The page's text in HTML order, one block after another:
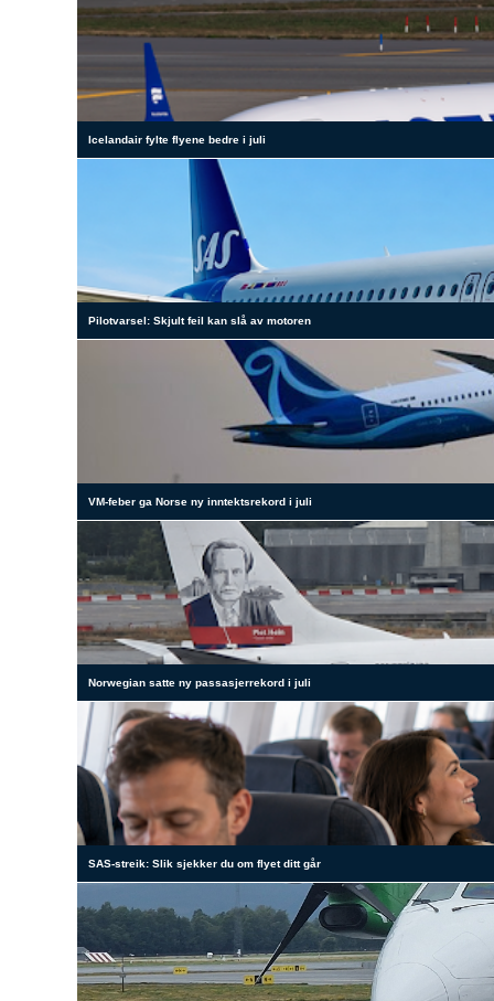
Icelandair fylte flyene bedre i juli
Pilotvarsel: Skjult feil kan slå av motoren
VM-feber ga Norse ny inntektsrekord i juli
Norwegian satte ny passasjerrekord i juli
SAS-streik: Slik sjekker du om flyet ditt går